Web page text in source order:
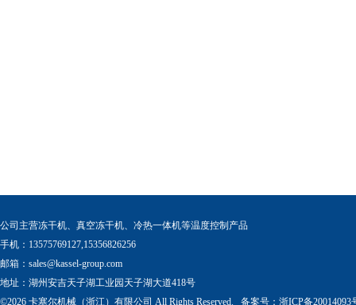
公司主营冻干机、真空冻干机、冷热一体机等温度控制产品
手机：13575769127,15356826256
邮箱： sales@kassel-group.com
地址：湖州安吉天子湖工业园天子湖大道418号
©2026 卡塞尔机械（浙江）有限公司 All Rights Reserved. 备案号： 浙ICP备20014093